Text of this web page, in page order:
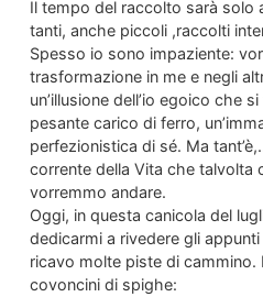
Il tempo del raccolto sarà solo
tanti, anche piccoli ,raccolti
Spesso io sono impaziente:
trasformazione in me e negli
un’illusione dell’io egoico che
pesante carico di ferro,
perfezionistica di sé. Ma
corrente della Vita che talvolta
vorremmo andare.
Oggi, in questa canicola del
dedicarmi a rivedere gli
ricavo molte piste di
covoncini di spighe: